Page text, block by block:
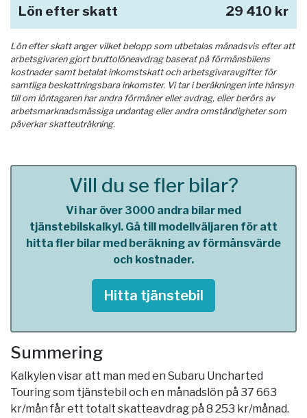
Lön efter skatt 29 410 kr
Lön efter skatt anger vilket belopp som utbetalas månadsvis efter att
arbetsgivaren gjort bruttolöneavdrag baserat på förmånsbilens
kostnader samt betalat inkomstskatt och arbetsgivaravgifter för
samtliga beskattningsbara inkomster. Vi tar i beräkningen inte hänsyn
till om löntagaren har andra förmåner eller avdrag, eller berörs av
arbetsmarknadsmässiga undantag eller andra omständigheter som
påverkar skatteuträkning.
Vill du se fler bilar?
Vi har över 3000 andra bilar med
tjänstebilskalkyl. Gå till modellväljaren för att
hitta fler bilar med beräkning av förmånsvärde
och kostnader.
Hitta tjänstebil
Summering
Kalkylen visar att man med en Subaru Uncharted
Touring som tjänstebil och en månadslön på 37 663
kr/mån får ett totalt skatteavdrag på 8 253 kr/månad.